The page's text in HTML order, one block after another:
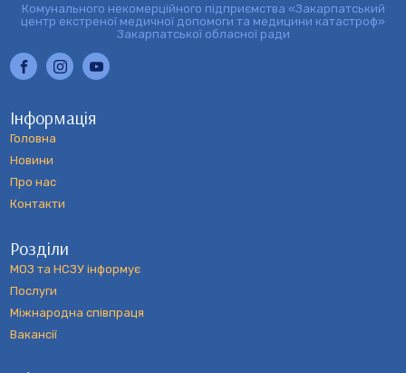
Комунального некомерційного підприємства «Закарпатський
центр екстреної медичної допомоги та медицини катастроф»
Закарпатської обласної ради
Інформація
Головна
Новини
Про нас
Контакти
Розділи
МОЗ та НСЗУ інформує
Послуги
Міжнародна співпраця
Вакансії